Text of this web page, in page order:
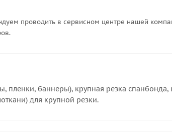
проводить в сервисном центре нашей
пленки, баннеры), крупная резка
для крупной резки.